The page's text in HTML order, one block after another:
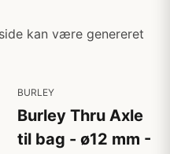
kan være genereret
BURLEY
Burley Thru Axle
til bag - ø12 mm -